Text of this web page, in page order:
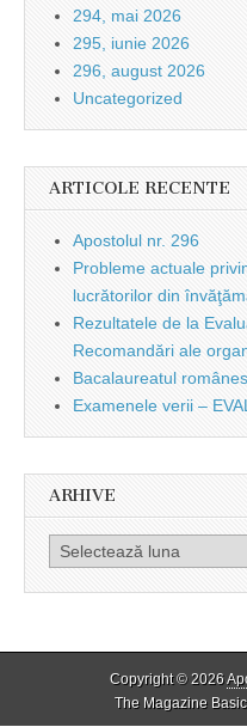
294, mai 2026
295, iunie 2026
296, august 2026
Uncategorized
ARTICOLE RECENTE
Apostolul nr. 296
Probleme actuale
lucrătorilor din
Rezultatele de la
Recomandări ale
Bacalaureatul
Examenele verii –
ARHIVE
Arhive
Copyright © 2026
The Magazine